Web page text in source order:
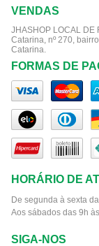
VENDAS
JHASHOP LOCAL DE
Catarina, nº 270,
Catarina.
FORMAS DE
HORÁRIO DE
De segunda à sexta
Aos sábados das 9h
SIGA-NOS